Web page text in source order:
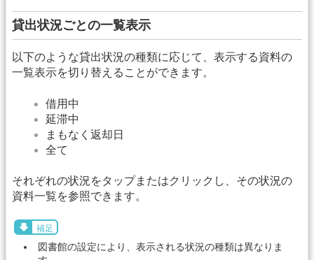
貸出状況ごとの一覧表示
以下のような貸出状況の種類に応じて、表示する資料の
一覧表示を切り替えることができます。
借用中
延滞中
まもなく返却日
全て
それぞれの状況をタップまたはクリックし、その状況の
資料一覧を参照できます。
補足
図書館の設定により、表示される状況の種類は異なりま